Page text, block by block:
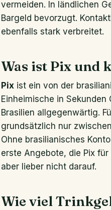
vermeiden. In ländlichen
Bargeld bevorzugt.
ebenfalls stark verbreitet.
Was ist Pix und
Pix ist ein von der
Einheimische in
Brasilien allgegenwärtig.
grundsätzlich nur
Ohne brasilianisches
erste Angebote, die Pix
aber lieber nicht darauf.
Wie viel